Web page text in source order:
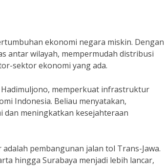
ekonomi negara miskin. Dengan
antar wilayah, mempermudah distribusi
sektor ekonomi yang ada.
memperkuat infrastruktur
Indonesia. Beliau menyatakan,
meningkatkan kesejahteraan
pembangunan jalan tol Trans-Jawa.
hingga Surabaya menjadi lebih lancar,